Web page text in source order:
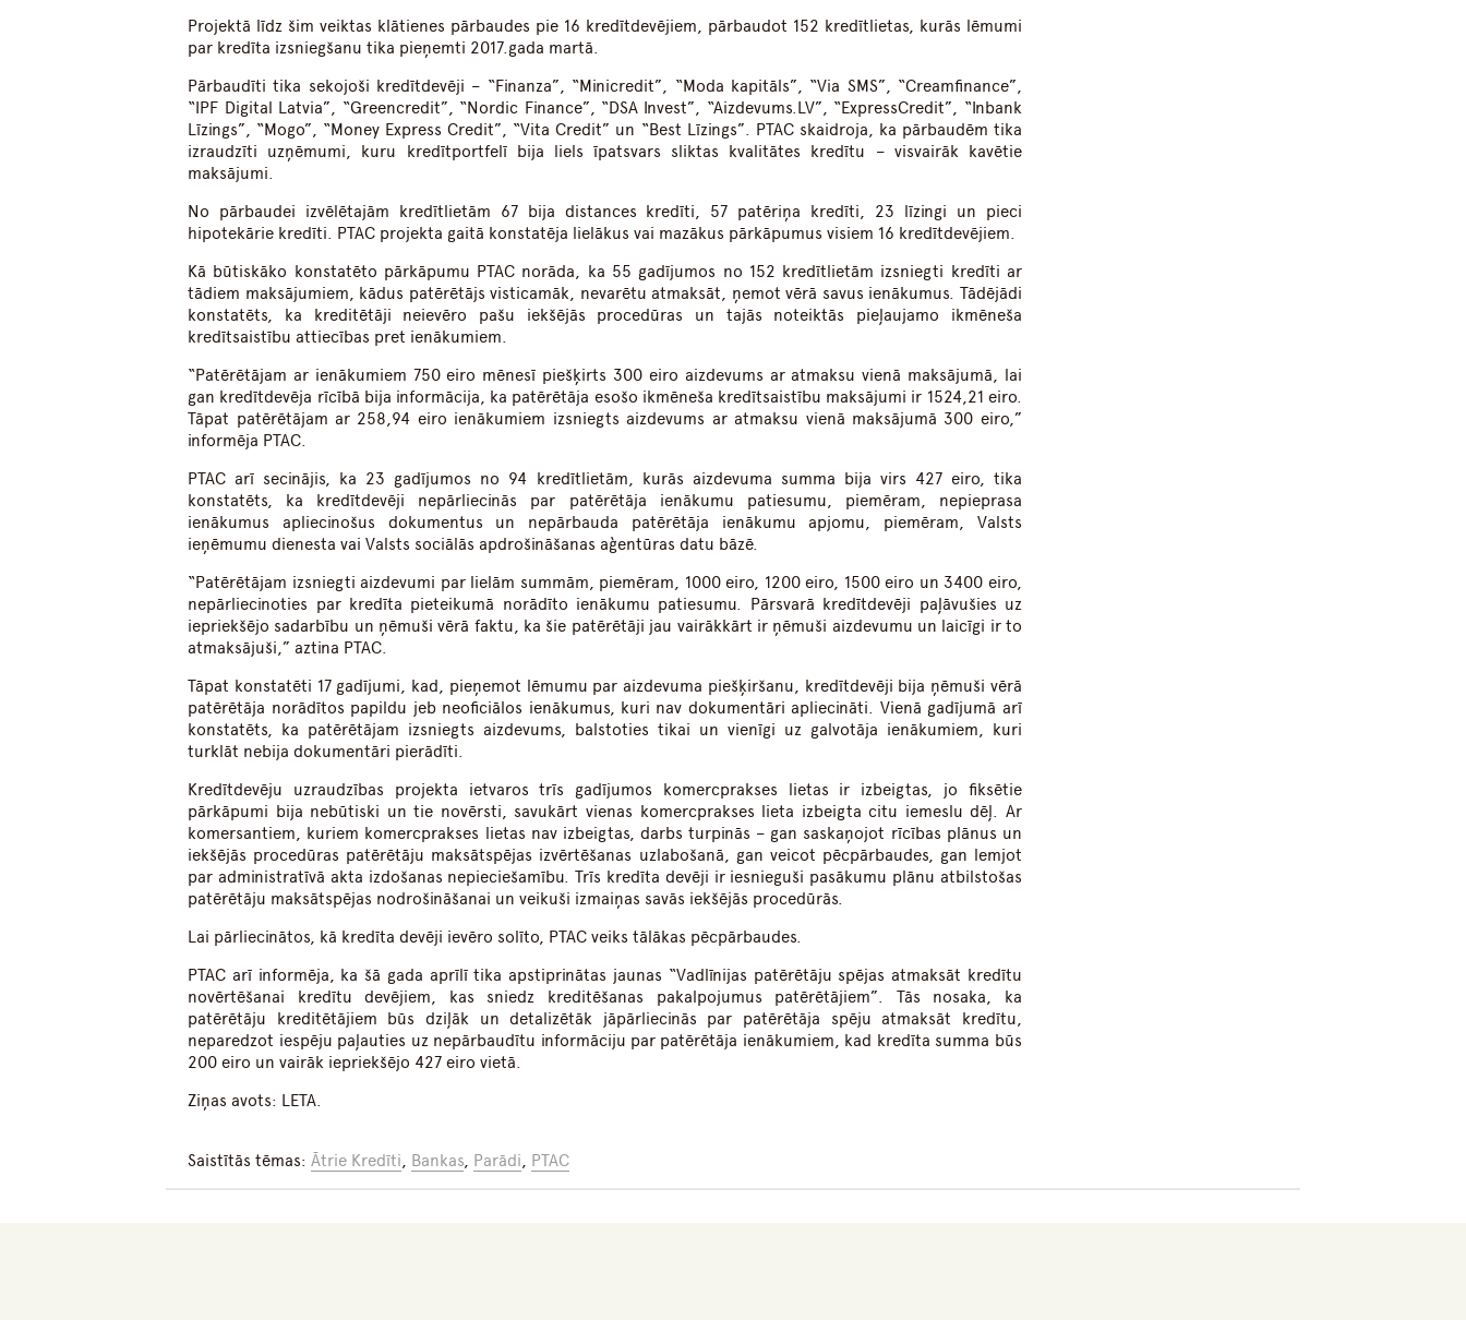
Projektā līdz šim veiktas klātienes pārbaudes pie 16 kredītdevējiem, pārbaudot 152 kredītlietas, kurās lēmumi
par kredīta izsniegšanu tika pieņemti 2017.gada martā.
Pārbaudīti tika sekojoši kredītdevēji – “Finanza”, “Minicredit”, “Moda kapitāls”, “Via SMS”, “Creamfinance”,
“IPF Digital Latvia”, “Greencredit”, “Nordic Finance”, “DSA Invest”, “Aizdevums.LV”, “ExpressCredit”, “Inbank
Līzings”, “Mogo”, “Money Express Credit”, “Vita Credit” un “Best Līzings”. PTAC skaidroja, ka pārbaudēm tika
izraudzīti uzņēmumi, kuru kredītportfelī bija liels īpatsvars sliktas kvalitātes kredītu – visvairāk kavētie
maksājumi.
No pārbaudei izvēlētajām kredītlietām 67 bija distances kredīti, 57 patēriņa kredīti, 23 līzingi un pieci
hipotekārie kredīti. PTAC projekta gaitā konstatēja lielākus vai mazākus pārkāpumus visiem 16 kredītdevējiem.
Kā būtiskāko konstatēto pārkāpumu PTAC norāda, ka 55 gadījumos no 152 kredītlietām izsniegti kredīti ar
tādiem maksājumiem, kādus patērētājs visticamāk, nevarētu atmaksāt, ņemot vērā savus ienākumus. Tādējādi
konstatēts, ka kreditētāji neievēro pašu iekšējās procedūras un tajās noteiktās pieļaujamo ikmēneša
kredītsaistību attiecības pret ienākumiem.
“Patērētājam ar ienākumiem 750 eiro mēnesī piešķirts 300 eiro aizdevums ar atmaksu vienā maksājumā, lai
gan kredītdevēja rīcībā bija informācija, ka patērētāja esošo ikmēneša kredītsaistību maksājumi ir 1524,21 eiro.
Tāpat patērētājam ar 258,94 eiro ienākumiem izsniegts aizdevums ar atmaksu vienā maksājumā 300 eiro,”
informēja PTAC.
PTAC arī secinājis, ka 23 gadījumos no 94 kredītlietām, kurās aizdevuma summa bija virs 427 eiro, tika
konstatēts, ka kredītdevēji nepārliecinās par patērētāja ienākumu patiesumu, piemēram, nepieprasa
ienākumus apliecinošus dokumentus un nepārbauda patērētāja ienākumu apjomu, piemēram, Valsts
ieņēmumu dienesta vai Valsts sociālās apdrošināšanas aģentūras datu bāzē.
“Patērētājam izsniegti aizdevumi par lielām summām, piemēram, 1000 eiro, 1200 eiro, 1500 eiro un 3400 eiro,
nepārliecinoties par kredīta pieteikumā norādīto ienākumu patiesumu. Pārsvarā kredītdevēji paļāvušies uz
iepriekšējo sadarbību un ņēmuši vērā faktu, ka šie patērētāji jau vairākkārt ir ņēmuši aizdevumu un laicīgi ir to
atmaksājuši,” aztina PTAC.
Tāpat konstatēti 17 gadījumi, kad, pieņemot lēmumu par aizdevuma piešķiršanu, kredītdevēji bija ņēmuši vērā
patērētāja norādītos papildu jeb neoficiālos ienākumus, kuri nav dokumentāri apliecināti. Vienā gadījumā arī
konstatēts, ka patērētājam izsniegts aizdevums, balstoties tikai un vienīgi uz galvotāja ienākumiem, kuri
turklāt nebija dokumentāri pierādīti.
Kredītdevēju uzraudzības projekta ietvaros trīs gadījumos komercprakses lietas ir izbeigtas, jo fiksētie
pārkāpumi bija nebūtiski un tie novērsti, savukārt vienas komercprakses lieta izbeigta citu iemeslu dēļ. Ar
komersantiem, kuriem komercprakses lietas nav izbeigtas, darbs turpinās – gan saskaņojot rīcības plānus un
iekšējās procedūras patērētāju maksātspējas izvērtēšanas uzlabošanā, gan veicot pēcpārbaudes, gan lemjot
par administratīvā akta izdošanas nepieciešamību. Trīs kredīta devēji ir iesnieguši pasākumu plānu atbilstošas
patērētāju maksātspējas nodrošināšanai un veikuši izmaiņas savās iekšējās procedūrās.
Lai pārliecinātos, kā kredīta devēji ievēro solīto, PTAC veiks tālākas pēcpārbaudes.
PTAC arī informēja, ka šā gada aprīlī tika apstiprinātas jaunas “Vadlīnijas patērētāju spējas atmaksāt kredītu
novērtēšanai kredītu devējiem, kas sniedz kreditēšanas pakalpojumus patērētājiem”. Tās nosaka, ka
patērētāju kreditētājiem būs dziļāk un detalizētāk jāpārliecinās par patērētāja spēju atmaksāt kredītu,
neparedzot iespēju paļauties uz nepārbaudītu informāciju par patērētāja ienākumiem, kad kredīta summa būs
200 eiro un vairāk iepriekšējo 427 eiro vietā.
Ziņas avots: LETA.
Saistītās tēmas:Ātrie Kredīti, Bankas, Parādi, PTAC